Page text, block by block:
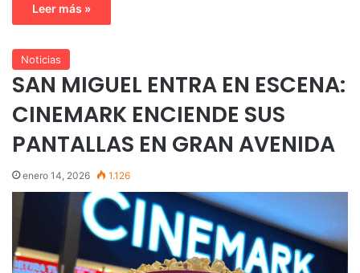
Leer más »
Noticias
SAN MIGUEL ENTRA EN ESCENA:
CINEMARK ENCIENDE SUS
PANTALLAS EN GRAN AVENIDA
enero 14, 2026 1.126